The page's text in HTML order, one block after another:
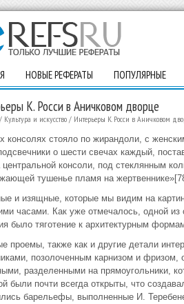
НОВЫЕ РЕФЕРАТЫ ПОПУЛЯРНЫЕ
К. Росси в Аничковом дворце
/ Культура и искусство/ Интерьеры К. Росси в Аничковом
консолях стояло по жирандоли, с
о шести свечах каждый,
центральной консоли, под стеклянным
тушенье пламя на
и изящные, которые мы видим на
часами. Как уже отмечалось, одной из
было тяготение к архитектурным
проемы, также как и другие детали
позолоченным карнизом и
разделенными на прямоугольники,
были почти всегда открыты, что
барельефы, выполненные И.